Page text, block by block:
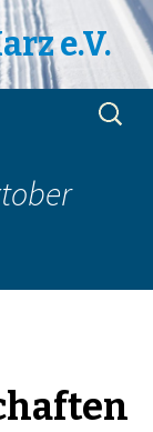
e.V.
Suchen
nach: